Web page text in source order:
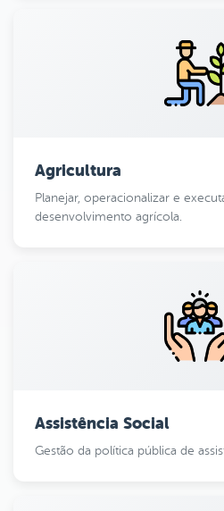
Agricultura
Planejar, operacionalizar e
desenvolvimento agrícola.
Assistência Social
Gestão da política pública de